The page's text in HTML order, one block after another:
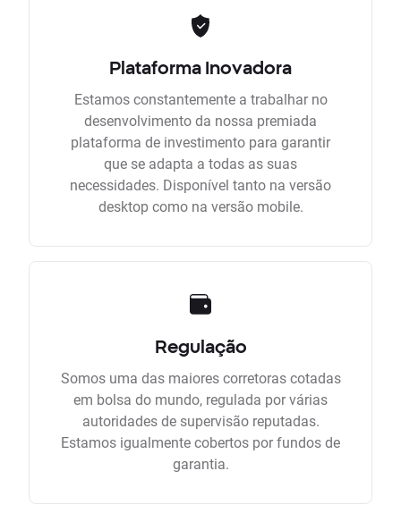
Plataforma Inovadora
Estamos constantemente a trabalhar no
desenvolvimento da nossa premiada
plataforma de investimento para garantir
que se adapta a todas as suas
necessidades. Disponível tanto na versão
desktop como na versão mobile.
Regulação
Somos uma das maiores corretoras cotadas
em bolsa do mundo, regulada por várias
autoridades de supervisão reputadas.
Estamos igualmente cobertos por fundos de
garantia.